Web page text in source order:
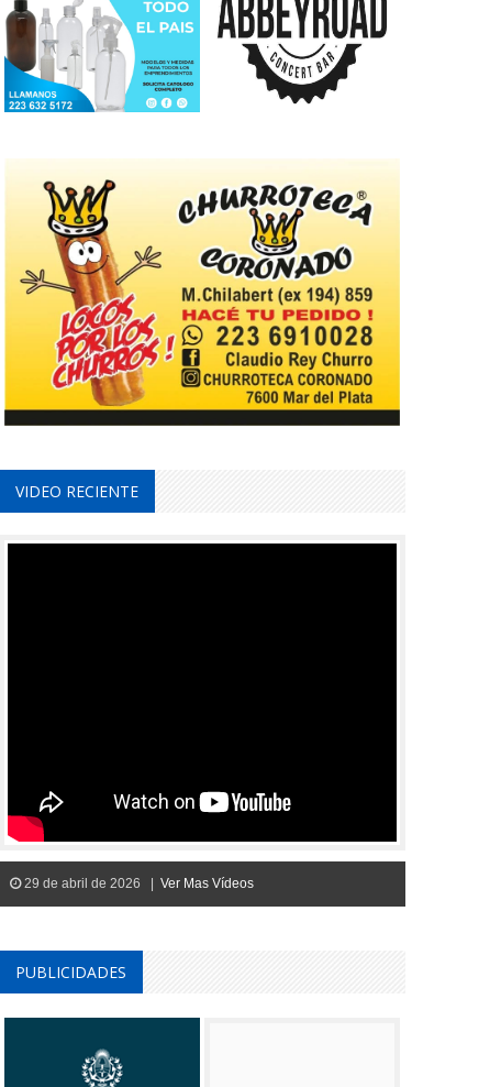
VIDEO RECIENTE
29 de abril de 2026 | Ver Mas Vídeos
PUBLICIDADES